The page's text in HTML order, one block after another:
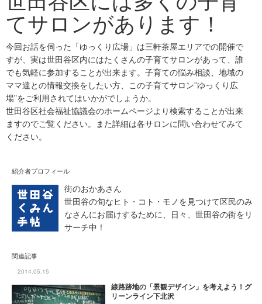
てサロンがあります！
今回お話を伺った「ゆっくり広場」は三軒茶屋エリアでの開催で
すが、実は世田谷区内にはたくさんの子育てサロンがあって、誰
でも気軽に参加することが出来ます。子育ての悩み相談、地域の
ママ達との情報交換をしたい方、この子育てサロン”ゆっくり広
場”をご利用されてはいかがでしょうか。
世田谷区社会福祉協議会のホームページより検索することが出来
ますのでご覧ください。また詳細は各サロンに問い合わせてみて
ください。
紹介者プロフィール
街のおかあさん
世田谷の旬なヒト・コト・モノを見つけて区民のみ
なさんにお届けするために、日々、世田谷の街をリ
サーチ中！
関連記事
2014.05.15
線路跡地の「景観デザイン」を考えよう！グ
リーンライン下北沢